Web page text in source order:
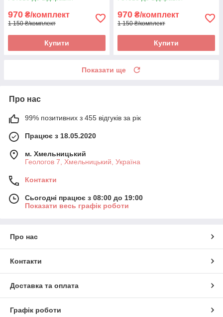
970 ₴/комплект
1 150 ₴/комплект
Купити
970 ₴/комплект
1 150 ₴/комплект
Купити
Показати ще
Про нас
99% позитивних з 455 відгуків за рік
Працює з 18.05.2020
м. Хмельницький
Геологов 7, Хмельницький, Україна
Контакти
Сьогодні працює з 08:00 до 19:00
Показати весь графік роботи
Про нас
Контакти
Доставка та оплата
Графік роботи